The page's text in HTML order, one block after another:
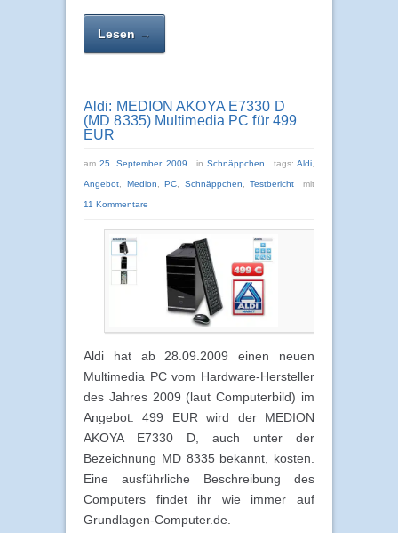
Lesen →
Aldi: MEDION AKOYA E7330 D
(MD 8335) Multimedia PC für 499
EUR
am25. September 2009 in Schnäppchen tags:Aldi
Angebot Medion PC Schnäppchen Testbericht mit
11 Kommentare
Aldi hat ab 28.09.2009 einen neuen
Multimedia PC vom Hardware-Hersteller
des Jahres 2009 (laut Computerbild) im
Angebot. 499 EUR wird der MEDION
AKOYA E7330 D, auch unter der
Bezeichnung MD 8335 bekannt, kosten.
Eine ausführliche Beschreibung des
Computers findet ihr wie immer auf
Grundlagen-Computer.de.